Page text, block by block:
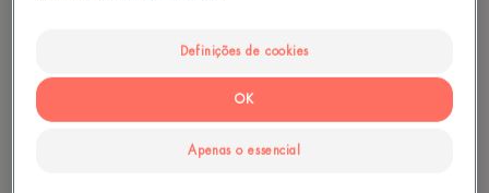
Intolerante
Creme Mineral SPF 50+
Intolerante
Compacto Com Cor Bege
Definições de cookies
Apenas o essencial
OK